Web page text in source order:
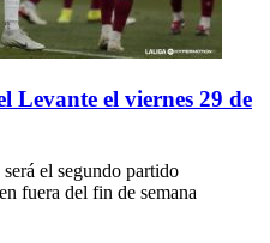
Levante el viernes 29 de
el segundo partido
fuera del fin de semana